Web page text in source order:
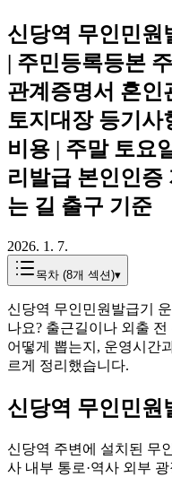
신당역 무인민원
| 주민등록등본
관계증명서 혼인
토지대장 등기사
비용 | 주말 토요
리발급 본인인증
는 길 출구 기준
2026. 1. 7.
목차 (8개 섹션)▾
신당역 무인민원발급기
나요? 출근길이나 외출
어떻게 뽑는지, 운영시간
르게 정리했습니다.
신당역 무인민원
신당역 주변에 설치된 무
사 내부 통로·역사 외부